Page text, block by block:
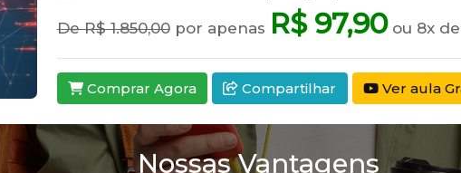
De R$ 1.850,00 por apenas R$ 97,90 ou 8x
Comprar Agora Compartilhar Ver aula
Nossas Vantagens